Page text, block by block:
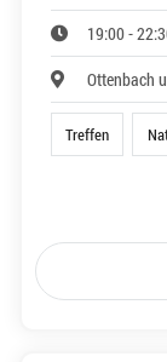
19:00 -
Ottenbach
Treffen